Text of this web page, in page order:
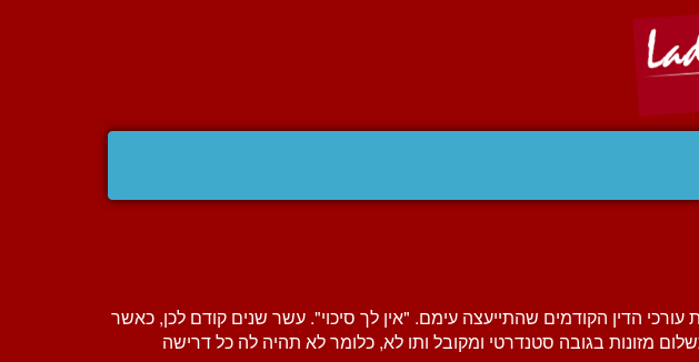
הדין הקודמים שהתייעצה עימם. "אין לך סיכוי". עשר שנים קודם לכן, כאשר
מזונות בגובה סטנדרטי ומקובל ותו לא, כלומר לא תהיה לה כל דרישה